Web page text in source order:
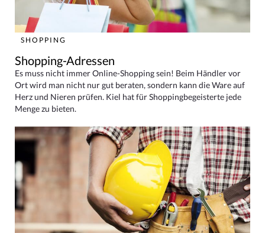
SHOPPING
Shopping-Adressen
Es muss nicht immer Online-Shopping sein! Beim Händler vor
Ort wird man nicht nur gut beraten, sondern kann die Ware auf
Herz und Nieren prüfen. Kiel hat für Shoppingbegeisterte jede
Menge zu bieten.